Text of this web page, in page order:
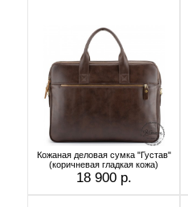
Кожаная деловая сумка "Густав"
(коричневая гладкая кожа)
18 900 р.